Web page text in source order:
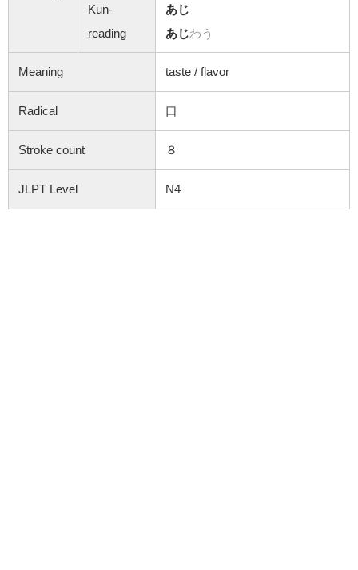
Kun-
reading
あじ
あじ わう
Meaning taste / flavor
Radical 口
Stroke count ８
JLPT Level N4